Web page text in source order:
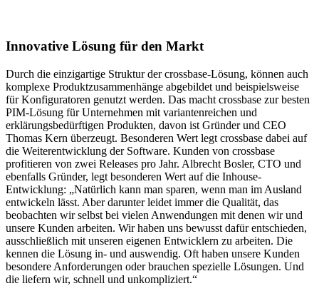
Innovative Lösung für den Markt
Durch die einzigartige Struktur der crossbase-Lösung, können auch
komplexe Produktzusammenhänge abgebildet und beispielsweise
für Konfiguratoren genutzt werden. Das macht crossbase zur besten
PIM-Lösung für Unternehmen mit variantenreichen und
erklärungsbedürftigen Produkten, davon ist Gründer und CEO
Thomas Kern überzeugt. Besonderen Wert legt crossbase dabei auf
die Weiterentwicklung der Software. Kunden von crossbase
profitieren von zwei Releases pro Jahr. Albrecht Bosler, CTO und
ebenfalls Gründer, legt besonderen Wert auf die Inhouse-
Entwicklung: „Natürlich kann man sparen, wenn man im Ausland
entwickeln lässt. Aber darunter leidet immer die Qualität, das
beobachten wir selbst bei vielen Anwendungen mit denen wir und
unsere Kunden arbeiten. Wir haben uns bewusst dafür entschieden,
ausschließlich mit unseren eigenen Entwicklern zu arbeiten. Die
kennen die Lösung in- und auswendig. Oft haben unsere Kunden
besondere Anforderungen oder brauchen spezielle Lösungen. Und
die liefern wir, schnell und unkompliziert.“